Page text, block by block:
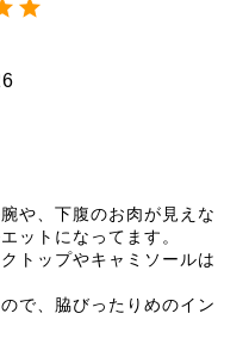
や、下腹のお肉が見えな
ットになってます。
トップやキャミソールは
で、脇びったりめのイン